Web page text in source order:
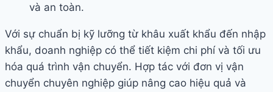
và an toàn.
Với sự chuẩn bị kỹ lưỡng từ khâu xuất khẩu đến nhập
khẩu, doanh nghiệp có thể tiết kiệm chi phí và tối ưu
hóa quá trình vận chuyển. Hợp tác với đơn vị vận
chuyển chuyên nghiệp giúp nâng cao hiệu quả và